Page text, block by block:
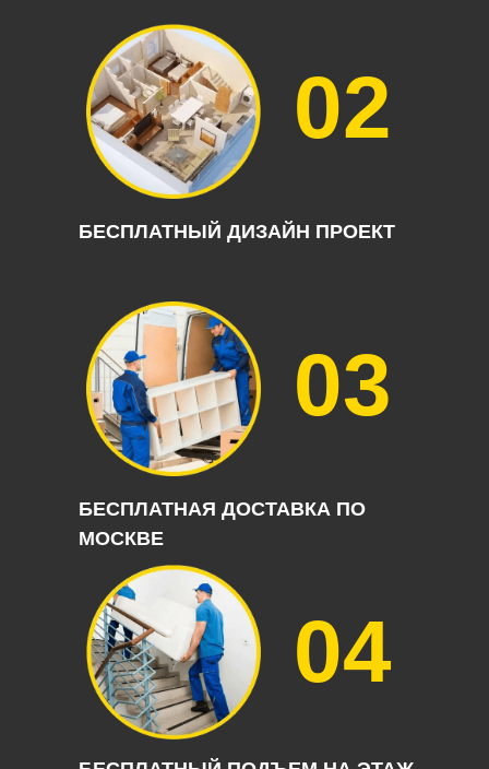
БЕСПЛАТНЫЙ ДИЗАЙН ПРОЕКТ
02
БЕСПЛАТНАЯ ДОСТАВКА ПО
МОСКВЕ
03
04